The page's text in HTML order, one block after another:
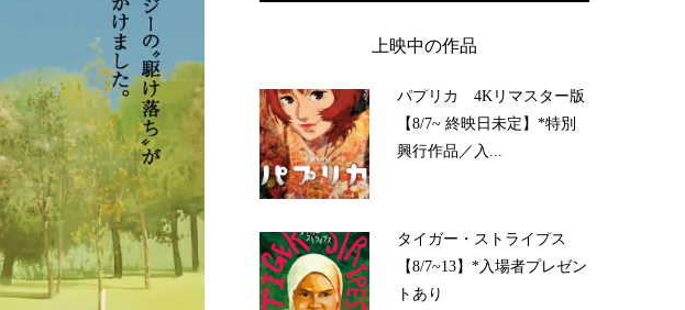
上映中の作品
パプリカ 4Kリマスター版
【8/7~ 終映日未定】*特別
興行作品／入...
タイガー・ストライプス
【8/7~13】*入場者プレゼン
トあり